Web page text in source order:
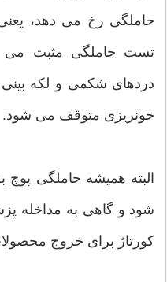
حاملگی رخ می دهد،
تست حاملگی مثبت می
دردهای شکمی و لکه
خونریزی متوقف می شود.
البته همیشه حاملگی
شود و گاهی به مداخله
کورتاژ برای خروج